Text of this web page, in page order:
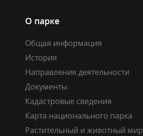
О парке
Общая информация
История
Направления деятельности
Документы
Кадастровые сведения
Карта национального парка
Растительный и животный мир